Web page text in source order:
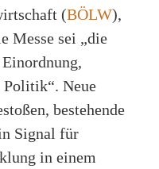
(BÖLW),
Messe sei „die
Politik“. Neue
bestehende
Signal für
in einem